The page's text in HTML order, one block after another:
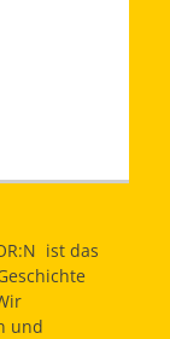
ist das
und